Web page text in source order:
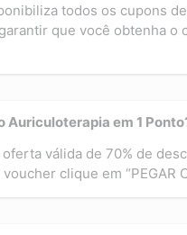
todos os cupons
que você obtenha
Auriculoterapia em 1
válida de 70% de
clique em “PEGAR